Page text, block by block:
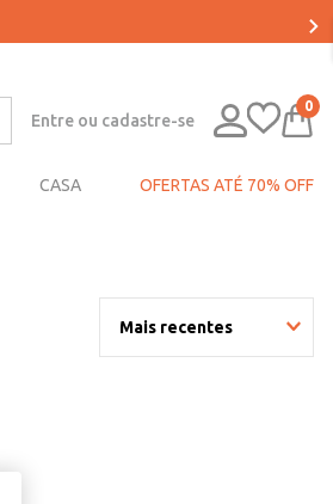
Entre ou cadastre-se
0
CASA OFERTAS ATÉ 70% OFF
Mais recentes